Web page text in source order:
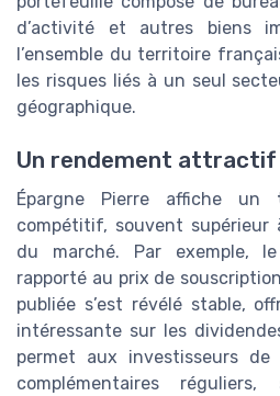
d’activité et autres biens
l’ensemble du territoire
les risques liés à un seul
géographique.
Un rendement
Épargne Pierre affiche un
compétitif, souvent supérieur
du marché. Par exemple,
rapporté au prix de
publiée s’est révélé stable,
intéressante sur les
permet aux investisseurs de
complémentaires